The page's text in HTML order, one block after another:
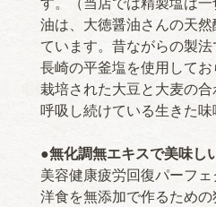
油は、大徳醤油さんの天
ています。昔ながらの製
長崎の平釜塩を使用して
栽培された大豆と大麦の
呼吸し続けている生きた味
●無化調無エキスで美味し
美容健康疲労回復パーフ
洋食を無添加で作るため